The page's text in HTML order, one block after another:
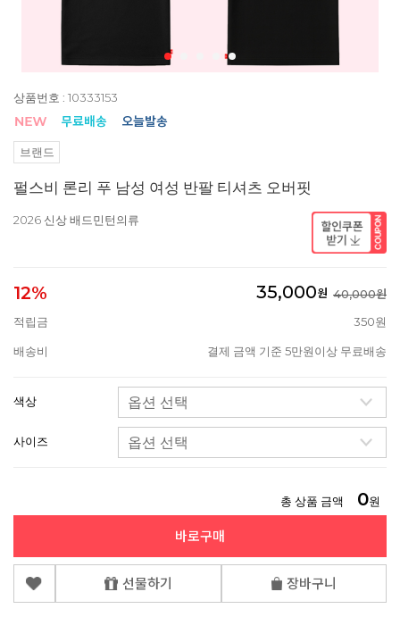
상품번호 : 10333153
브랜드
펄스비 론리 푸 남성 여성 반팔 티셔츠 오버핏
2026 신상 배드민턴의류
12% 35,000원 40,000원
적립금
350원
배송비 결제 금액 기준 5만원이상 무료배송
색상
사이즈
총 상품 금액 0원
바로구매
선물하기 장바구니